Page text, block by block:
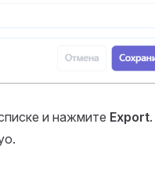
и нажмите Export